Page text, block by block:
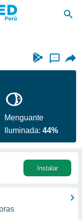
...
Menguante
Iluminada:44%
Instalar